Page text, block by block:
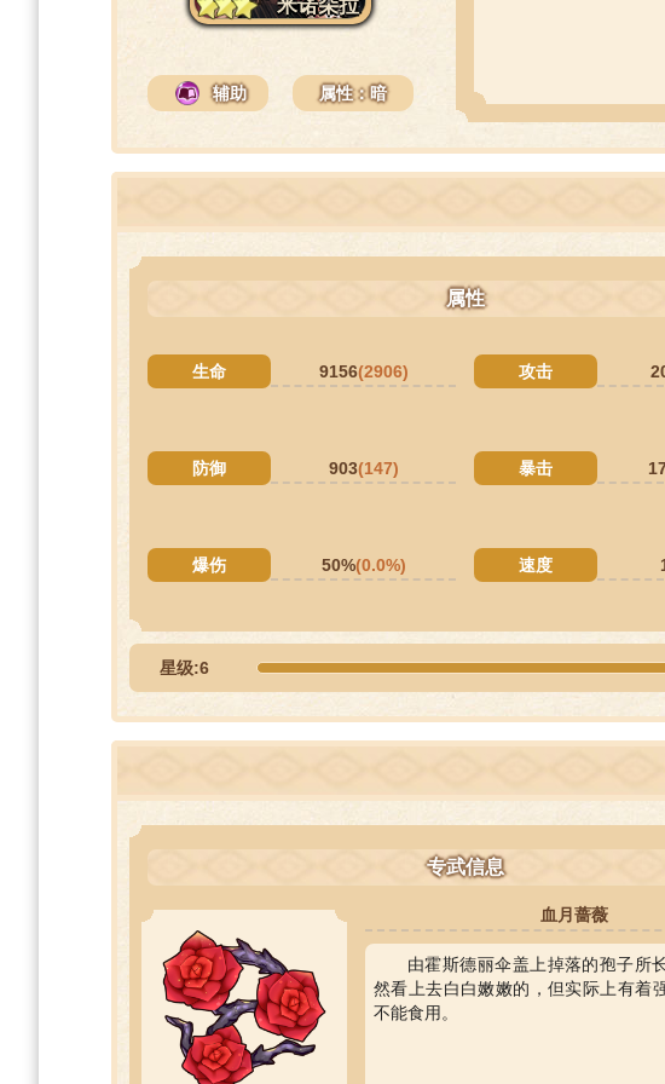
米诺朵拉
辅助 属性：暗
属性
生命 9156(2906) 攻击
防御 903(147) 暴击
爆伤 50%(0.0%) 速度
星级:6
专武信息
血月蔷薇
由霍斯德丽伞盖上掉落的孢子所
然看上去白白嫩嫩的，但实际上有着
不能食用。